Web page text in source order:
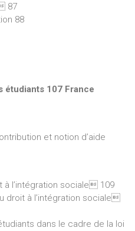
87
88
étudiants 107 France
et notion d’aide
à l’intégration sociale 109
droit à l’intégration sociale
dans le cadre de la loi